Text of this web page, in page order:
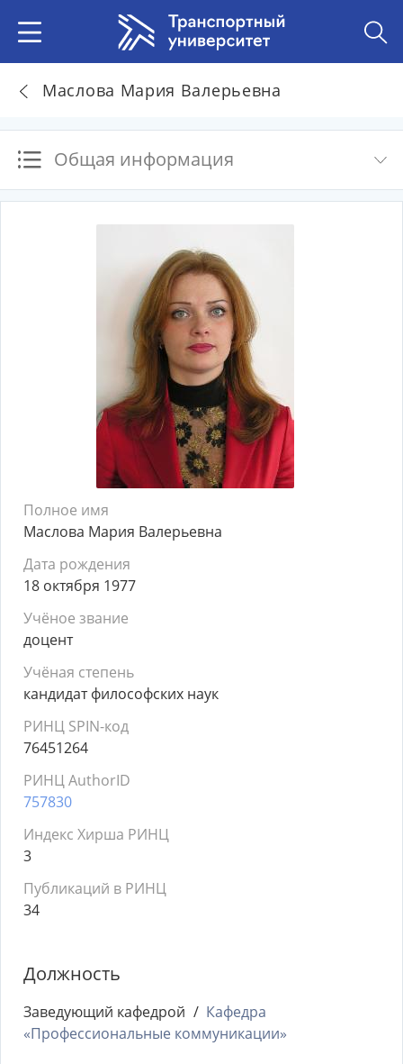
Маслова Мария Валерьевна
Общая информация
Полное имя
Маслова Мария Валерьевна
Дата рождения
18 октября 1977
Учёное звание
доцент
Учёная степень
кандидат философских наук
РИНЦ SPIN-код
76451264
РИНЦ AuthorID
757830
Индекс Хирша РИНЦ
3
Публикаций в РИНЦ
34
Должность
Заведующий кафедрой
Кафедра
«Профессиональные коммуникации»